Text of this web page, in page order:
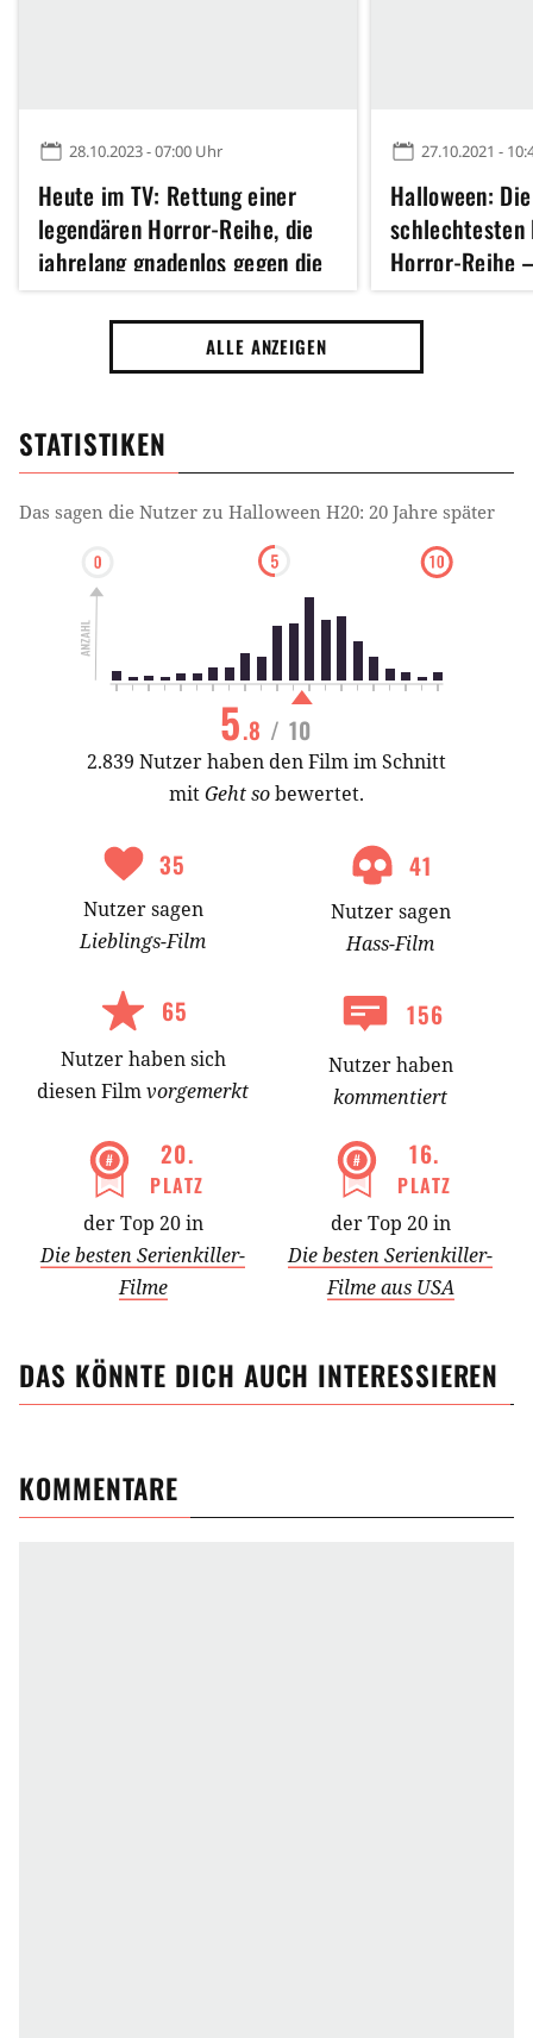
28.10.2023 - 07:00 Uhr
Heute im TV: Rettung einer
legendären Horror-Reihe, die
jahrelang gnadenlos gegen die
Wand gefahren wurde
27.10.2021 -
Halloween:
schlechtesten
Horror-Reihe
Halloween
ALLE ANZEIGEN
STATISTIKEN
Das sagen die Nutzer zu Halloween H20: 20 Jahre später
5.8 / 10
2.839 Nutzer haben den Film im Schnitt
mitGeht sobewertet.
35
Nutzersagen
Lieblings-Film
41
Nutzersagen
Hass-Film
65
Nutzerhabensich
diesen Filmvorgemerkt
156
Nutzer haben
kommentiert
20.
PLATZ
der Top 20 in
Die besten Serienkiller-
Filme
16.
PLATZ
der Top 20 in
Die besten Serienkiller-
Filme aus USA
DAS KÖNNTE DICH AUCH INTERESSIEREN
KOMMENTARE